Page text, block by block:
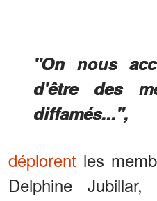
"On nous
d'être des
diffamés...",
déplorent les
Delphine